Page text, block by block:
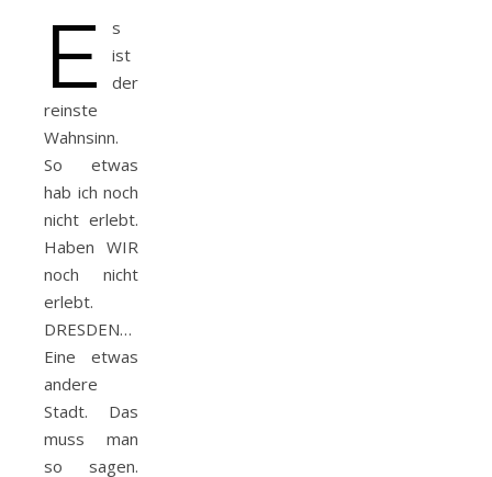
E
s
ist
der
reinste
Wahnsinn.
So etwas
hab ich noch
nicht erlebt.
Haben WIR
noch nicht
erlebt.
DRESDEN…
Eine etwas
andere
Stadt. Das
muss man
so sagen.